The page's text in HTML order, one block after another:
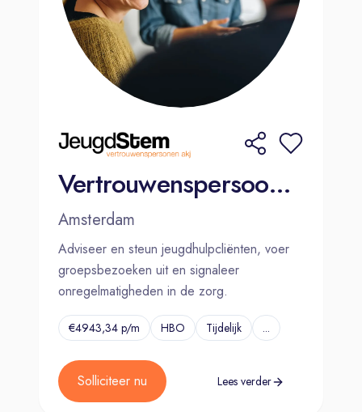
Vertrouwenspersoon Jeugdzorg Noord-Holland (32-36 uur per week)
Amsterdam
Adviseer en steun jeugdhulpcliënten, voer
groepsbezoeken uit en signaleer
onregelmatigheden in de zorg.
€4943,34 p/m HBO Tijdelijk ...
Solliciteer nu Lees verder